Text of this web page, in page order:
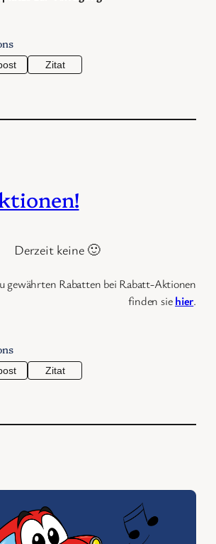
Zitat
Derzeit keine 🙂
gewährten Rabatten bei Rabatt-Aktionen
finden siehier.
Zitat